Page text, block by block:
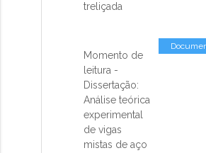
treliçada
Momento de
leitura -
Dissertação:
Análise teórica
experimental
de vigas
mistas de aço